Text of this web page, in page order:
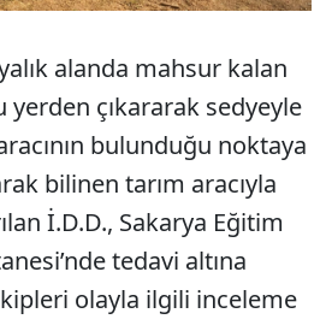
alanda mahsur kalan
yerden çıkararak sedyeyle
bulunduğu noktaya
bilinen tarım aracıyla
İ.D.D., Sakarya Eğitim
tedavi altına
olayla ilgili inceleme